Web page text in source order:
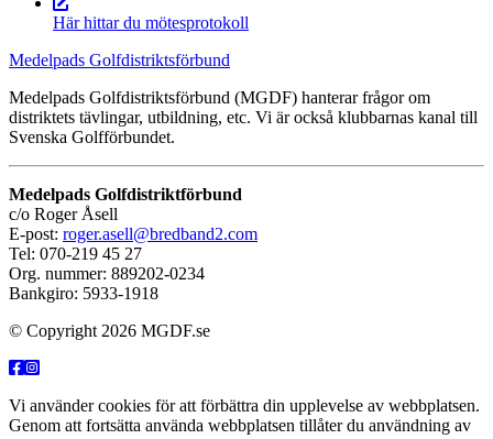
Här hittar du mötesprotokoll
Medelpads Golfdistriktsförbund
Medelpads Golfdistriktsförbund (MGDF) hanterar frågor om
distriktets tävlingar, utbildning, etc. Vi är också klubbarnas kanal till
Svenska Golfförbundet.
Medelpads Golfdistriktförbund
c/o Roger Åsell
E-post: roger.asell@bredband2.com
Tel: 070-219 45 27
Org. nummer: 889202-0234
Bankgiro: 5933-1918
© Copyright 2026 MGDF.se
Vi använder cookies för att förbättra din upplevelse av webbplatsen.
Genom att fortsätta använda webbplatsen tillåter du användning av